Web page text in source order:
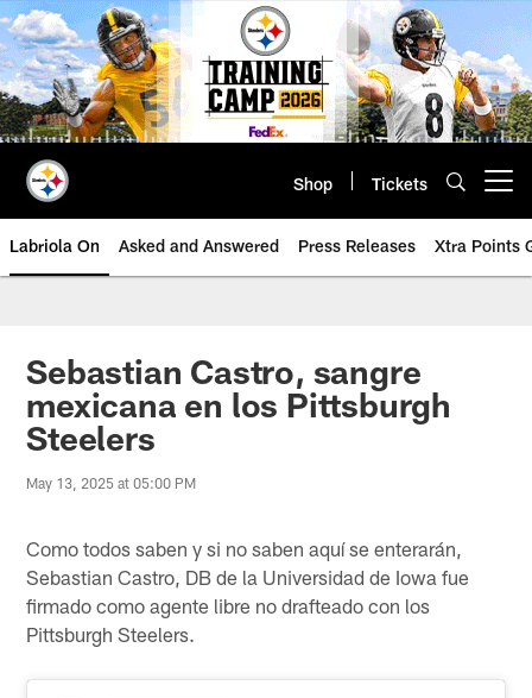
Skip
to
main
content
Shop Tickets
Labriola On Asked and Answered Press Releases Xtra Points
Sebastian Castro, sangre
mexicana en los Pittsburgh
Steelers
May 13, 2025 at 05:00 PM
Como todos saben y si no saben aquí se enterarán,
Sebastian Castro, DB de la Universidad de Iowa fue
firmado como agente libre no drafteado con los
Pittsburgh Steelers.